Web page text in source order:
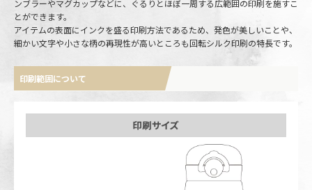
ンブラーやマグカップなどに、ぐるりとほぼ一周する広範囲の印刷を施すこ
とができます。
アイテムの表面にインクを盛る印刷方法であるため、発色が美しいことや、
細かい文字や小さな柄の再現性が高いところも回転シルク印刷の特長です。
印刷範囲について